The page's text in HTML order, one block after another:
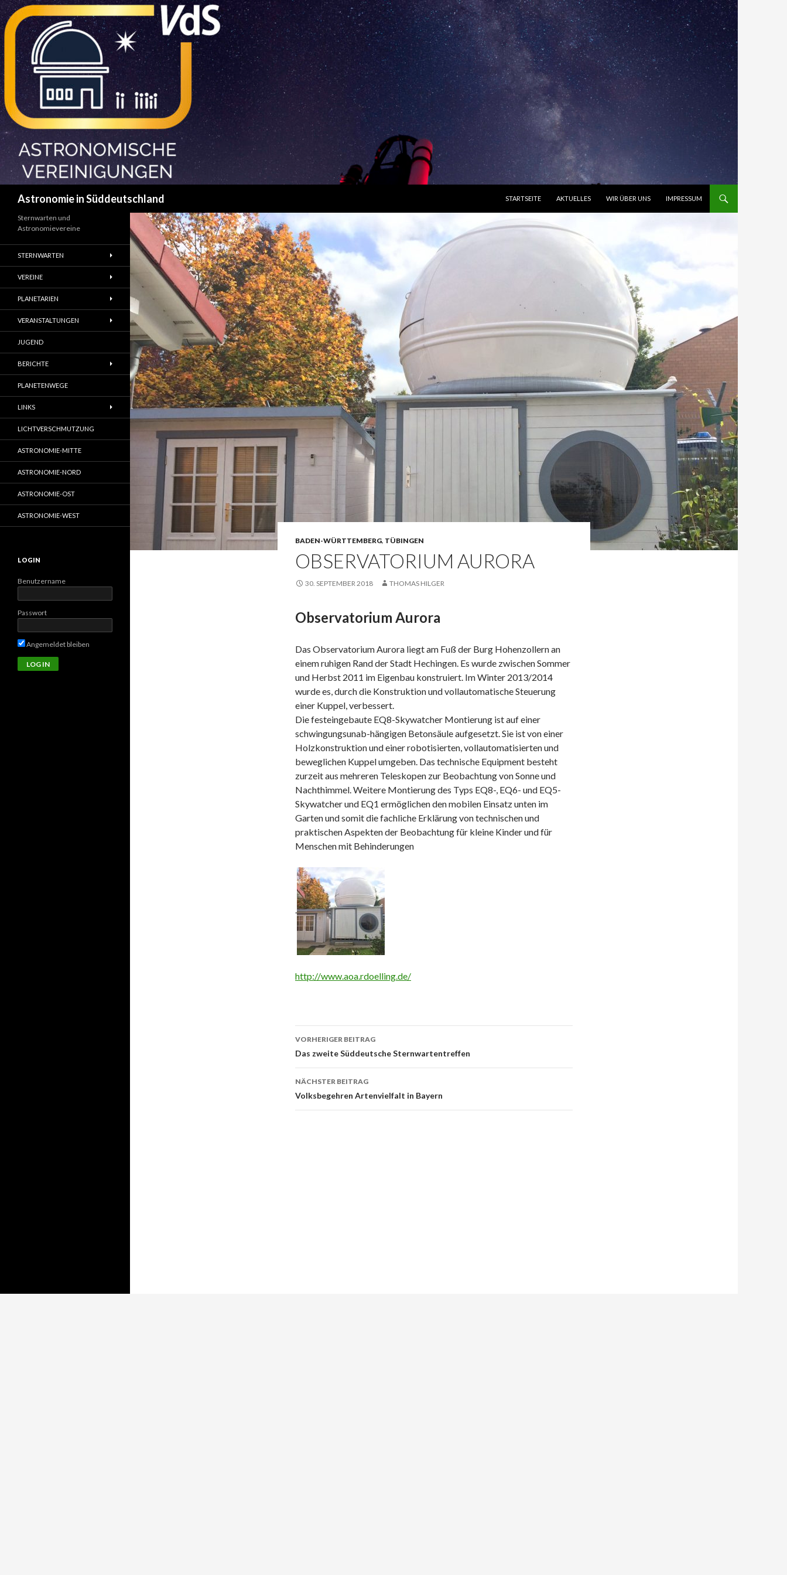
Astronomie in Süddeutschland
STARTSEITE
AKTUELLES WIR ÜBER UNS IMPRESSUM
BADEN-WÜRTTEMBERG, TÜBINGEN
OBSERVATORIUM AURORA
30. SEPTEMBER 2018 THOMAS HILGER
Observatorium Aurora
Das Observatorium Aurora liegt am Fuß der Burg Hohenzollern an
einem ruhigen Rand der Stadt Hechingen. Es wurde zwischen Sommer
und Herbst 2011 im Eigenbau konstruiert. Im Winter 2013/2014
wurde es, durch die Konstruktion und vollautomatische Steuerung
einer Kuppel, verbessert.
Die festeingebaute EQ8-Skywatcher Montierung ist auf einer
schwingungsunab-hängigen Betonsäule aufgesetzt. Sie ist von einer
Holzkonstruktion und einer robotisierten, vollautomatisierten und
beweglichen Kuppel umgeben. Das technische Equipment besteht
zurzeit aus mehreren Teleskopen zur Beobachtung von Sonne und
Nachthimmel. Weitere Montierung des Typs EQ8-, EQ6- und EQ5-
Skywatcher und EQ1 ermöglichen den mobilen Einsatz unten im
Garten und somit die fachliche Erklärung von technischen und
praktischen Aspekten der Beobachtung für kleine Kinder und für
Menschen mit Behinderungen
.
http://www.aoa.rdoelling.de/
Beitrags-
Navigation
VORHERIGER BEITRAG
Das zweite Süddeutsche Sternwartentreffen
NÄCHSTER BEITRAG
Volksbegehren Artenvielfalt in Bayern
Sternwarten und
Astronomievereine
STERNWARTEN
VEREINE
PLANETARIEN
VERANSTALTUNGEN
JUGEND
BERICHTE
PLANETENWEGE
LINKS
LICHTVERSCHMUTZUNG
ASTRONOMIE-MITTE
ASTRONOMIE-NORD
ASTRONOMIE-OST
ASTRONOMIE-WEST
LOGIN
Benutzername
Passwort
Angemeldet bleiben